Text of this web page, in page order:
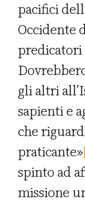
pacifici
Occidente
gli altri
sapienti e
che
praticante»
spinto ad
missione